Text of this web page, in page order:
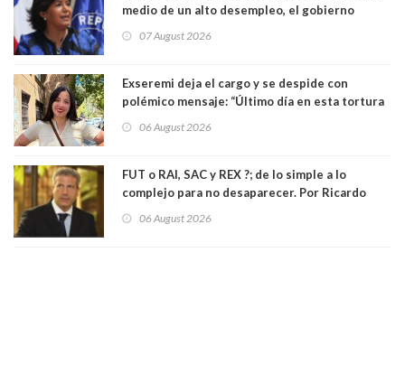
medio de un alto desempleo, el gobierno
07 August 2026
Exseremi deja el cargo y se despide con
polémico mensaje: “Último día en esta tortura
06 August 2026
FUT o RAI, SAC y REX ?; de lo simple a lo
complejo para no desaparecer. Por Ricardo
06 August 2026